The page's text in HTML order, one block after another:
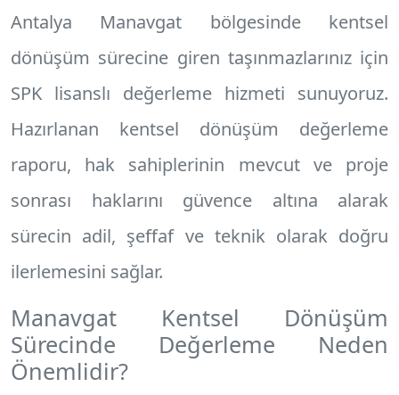
Antalya Manavgat bölgesinde kentsel
dönüşüm sürecine giren taşınmazlarınız için
SPK lisanslı değerleme hizmeti sunuyoruz.
Hazırlanan kentsel dönüşüm değerleme
raporu, hak sahiplerinin mevcut ve proje
sonrası haklarını güvence altına alarak
sürecin adil, şeffaf ve teknik olarak doğru
ilerlemesini sağlar.
Manavgat Kentsel Dönüşüm
Sürecinde Değerleme Neden
Önemlidir?